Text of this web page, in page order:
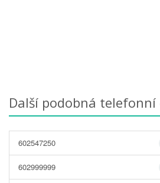
Další podobná telefonní
602547250
602999999